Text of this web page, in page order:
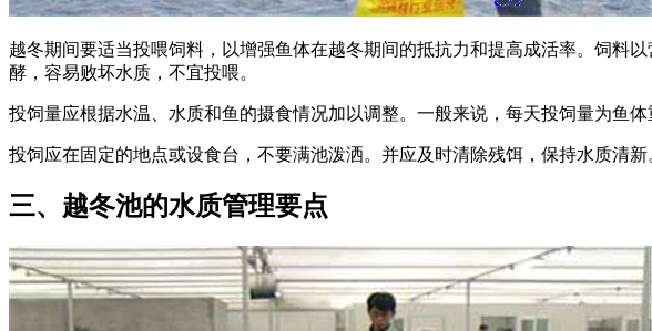
越冬期间要适当投喂饲料，以增强鱼体在越冬期间的抵抗力和提高成活率。饲料
酵，容易败坏水质，不宜投喂。
投饲量应根据水温、水质和鱼的摄食情况加以调整。一般来说，每天投饲量为鱼体
投饲应在固定的地点或设食台，不要满池泼洒。并应及时清除残饵，保持水质清新
三、越冬池的水质管理要点